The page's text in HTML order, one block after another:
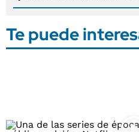
Te puede